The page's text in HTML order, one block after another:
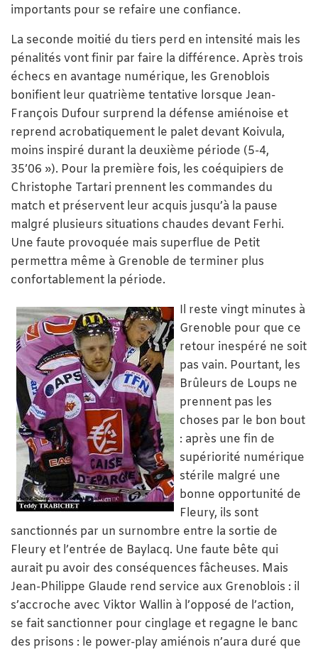
importants pour se refaire une confiance.
La seconde moitié du tiers perd en intensité mais les
pénalités vont finir par faire la différence. Après trois
échecs en avantage numérique, les Grenoblois
bonifient leur quatrième tentative lorsque Jean-
François Dufour surprend la défense amiénoise et
reprend acrobatiquement le palet devant Koivula,
moins inspiré durant la deuxième période (5-4,
35’06 »). Pour la première fois, les coéquipiers de
Christophe Tartari prennent les commandes du
match et préservent leur acquis jusqu’à la pause
malgré plusieurs situations chaudes devant Ferhi.
Une faute provoquée mais superflue de Petit
permettra même à Grenoble de terminer plus
confortablement la période.
Il reste vingt minutes à
Grenoble pour que ce
retour inespéré ne soit
pas vain. Pourtant, les
Brûleurs de Loups ne
prennent pas les
choses par le bon bout
: après une fin de
supériorité numérique
stérile malgré une
bonne opportunité de
Fleury, ils sont
sanctionnés par un surnombre entre la sortie de
Fleury et l’entrée de Baylacq. Une faute bête qui
aurait pu avoir des conséquences fâcheuses. Mais
Jean-Philippe Glaude rend service aux Grenoblois : il
s’accroche avec Viktor Wallin à l’opposé de l’action,
se fait sanctionner pour cinglage et regagne le banc
des prisons : le power-play amiénois n’aura duré que